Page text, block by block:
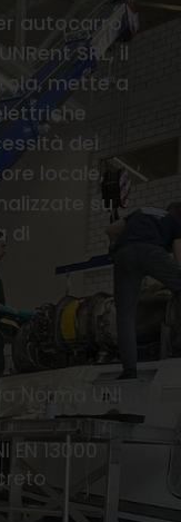
autocarro
SRL, il
mette a
dei
locale,
su
UNI
13000